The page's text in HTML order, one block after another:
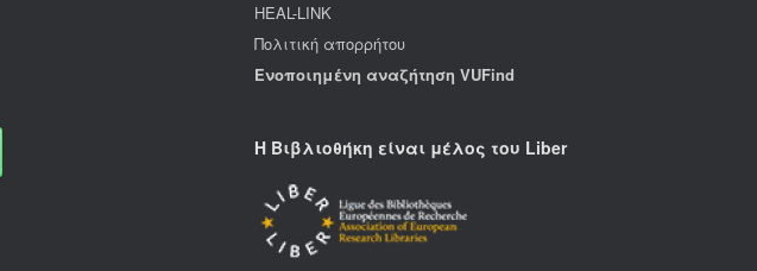
HEAL-LINK
Πολιτική απορρήτου
Ενοποιημένη αναζήτηση VUFind
Η Βιβλιοθήκη είναι μέλος του Liber